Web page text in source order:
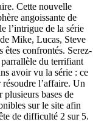
Cette nouvelle
angoissante de
l’intrigue de la série
Mike, Lucas, Steve
êtes confrontés. Serez-
du terrifiant
avoir vu la série : ce
l’affaire. Un
plusieurs bases de
sur le site afin
de difficulté 2 sur 5.